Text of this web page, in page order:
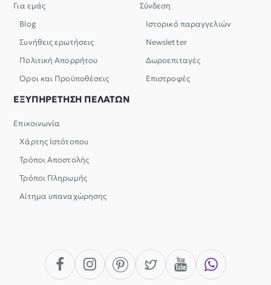
Για εμάς
Blog
Συνήθεις ερωτήσεις
Πολιτική Απορρήτου
Όροι και Προϋποθέσεις
Σύνδεση
Ιστορικό παραγγελιών
Newsletter
Δωροεπιταγές
Επιστροφές
ΕΞΥΠΗΡΕΤΗΣΗ ΠΕΛΑΤΩΝ
Επικοινωνία
Χάρτης Ιστότοπου
Τρόποι Αποστολής
Τρόποι Πληρωμής
Αίτημα υπαναχώρησης